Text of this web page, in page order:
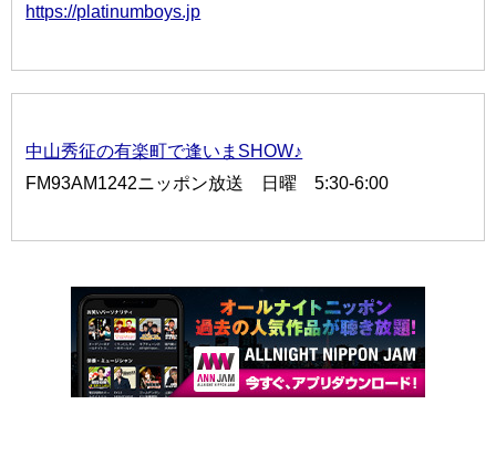
https://platinumboys.jp
中山秀征の有楽町で逢いまSHOW♪
FM93AM1242ニッポン放送 日曜 5:30-6:00